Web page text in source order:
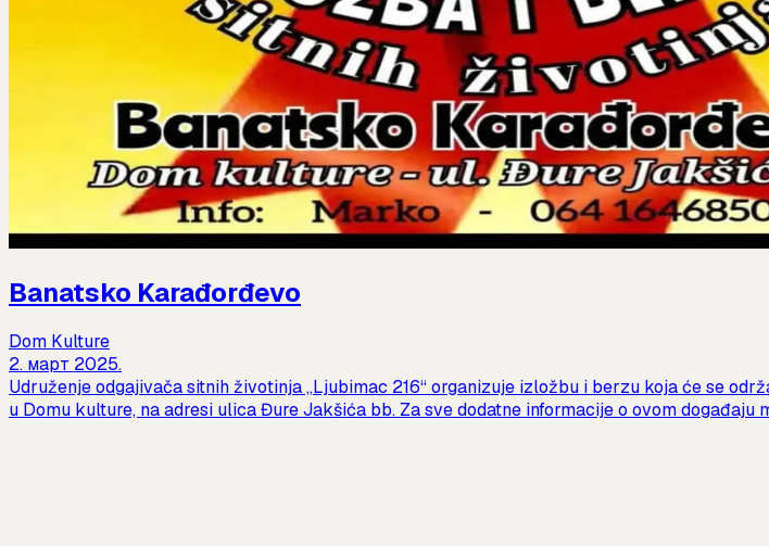
Banatsko Karađorđevo
Dom Kulture
2. март 2025.
Udruženje odgajivača sitnih životinja „Ljubimac 216“ organizuje izložbu i berzu koja će se
u Domu kulture, na adresi ulica Đure Jakšića bb. Za sve dodatne informacije o ovom